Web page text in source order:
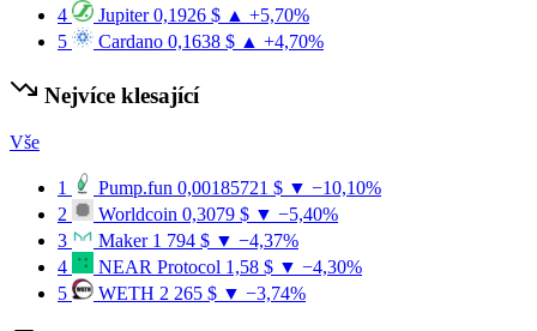
4
Jupiter 0,1926 $ ▲ +5,70%
5
Cardano 0,1638 $ ▲ +4,70%
Nejvíce klesající
Vše
1 Pump.fun 0,00185721 $ ▼ −10,10%
2
Worldcoin 0,3079 $ ▼ −5,40%
3
Maker 1 794 $ ▼ −4,37%
4
NEAR Protocol 1,58 $ ▼ −4,30%
5
WETH 2 265 $ ▼ −3,74%